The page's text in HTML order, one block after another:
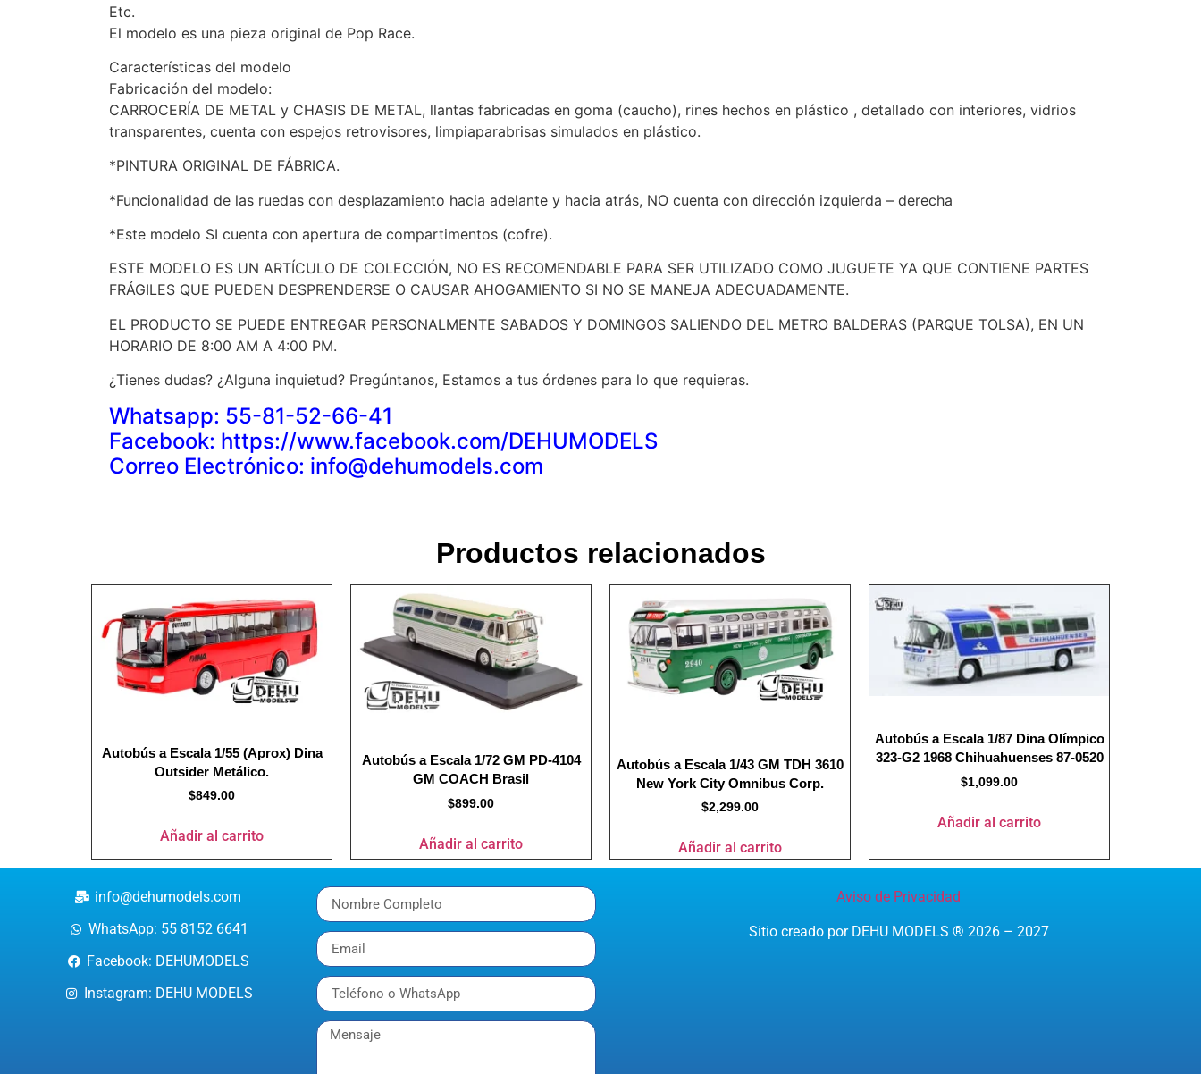
Etc.
El modelo es una pieza original de Pop Race.
Características del modelo
Fabricación del modelo:
CARROCERÍA DE METAL y CHASIS DE METAL, llantas fabricadas en goma (caucho), rines hechos en plástico , detallado con interiores, vidrios
transparentes, cuenta con espejos retrovisores, limpiaparabrisas simulados en plástico.
*PINTURA ORIGINAL DE FÁBRICA.
*Funcionalidad de las ruedas con desplazamiento hacia adelante y hacia atrás, NO cuenta con dirección izquierda – derecha
*Este modelo SI cuenta con apertura de compartimentos (cofre).
ESTE MODELO ES UN ARTÍCULO DE COLECCIÓN, NO ES RECOMENDABLE PARA SER UTILIZADO COMO JUGUETE YA QUE CONTIENE PARTES
FRÁGILES QUE PUEDEN DESPRENDERSE O CAUSAR AHOGAMIENTO SI NO SE MANEJA ADECUADAMENTE.
EL PRODUCTO SE PUEDE ENTREGAR PERSONALMENTE SABADOS Y DOMINGOS SALIENDO DEL METRO BALDERAS (PARQUE TOLSA), EN UN
HORARIO DE 8:00 AM A 4:00 PM.
¿Tienes dudas? ¿Alguna inquietud? Pregúntanos, Estamos a tus órdenes para lo que requieras.
Whatsapp: 55-81-52-66-41
Facebook: https://www.facebook.com/DEHUMODELS
Correo Electrónico: info@dehumodels.com
Productos relacionados
Autobús a Escala 1/55 (Aprox) Dina
Outsider Metálico.
$849.00
Añadir al carrito
Autobús a Escala 1/72 GM PD-4104
GM COACH Brasil
$899.00
Añadir al carrito
Autobús a Escala 1/43 GM TDH 3610
New York City Omnibus Corp.
$2,299.00
Añadir al carrito
Autobús a Escala 1/87 Dina Olímpico
323-G2 1968 Chihuahuenses 87-0520
$1,099.00
Añadir al carrito
info@dehumodels.com
WhatsApp: 55 8152 6641
Facebook: DEHUMODELS
Instagram: DEHU MODELS
Aviso de Privacidad
Sitio creado por DEHU MODELS ® 2026 – 2027